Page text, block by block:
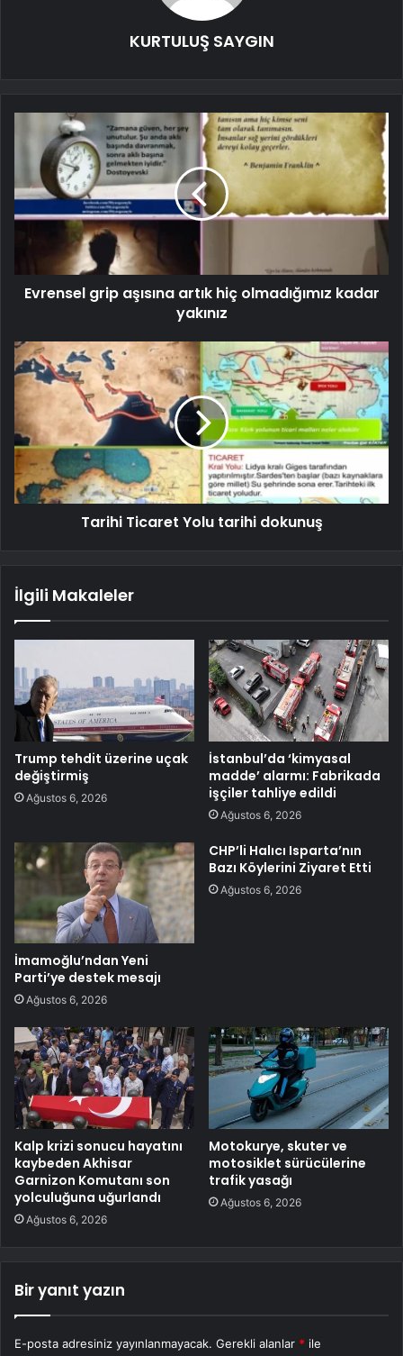
KURTULUŞ SAYGIN
Evrensel grip aşısına artık hiç olmadığımız kadar
yakınız
Tarihi Ticaret Yolu tarihi dokunuş
İlgili Makaleler
Trump tehdit üzerine uçak
değiştirmiş
Ağustos 6, 2026
İstanbul’da ‘kimyasal
madde’ alarmı: Fabrikada
işçiler tahliye edildi
Ağustos 6, 2026
İmamoğlu’ndan Yeni
Parti’ye destek mesajı
Ağustos 6, 2026
CHP’li Halıcı Isparta’nın
Bazı Köylerini Ziyaret Etti
Ağustos 6, 2026
Kalp krizi sonucu hayatını
kaybeden Akhisar
Garnizon Komutanı son
yolculuğuna uğurlandı
Ağustos 6, 2026
Motokurye, skuter ve
motosiklet sürücülerine
trafik yasağı
Ağustos 6, 2026
Bir yanıt yazın
E-posta adresiniz yayınlanmayacak. Gerekli alanlar * ile